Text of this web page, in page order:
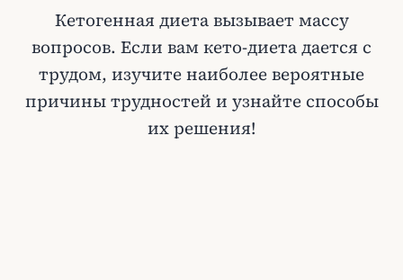
Кетогенная диета вызывает массу
вопросов. Если вам кето-диета дается с
трудом, изучите наиболее вероятные
причины трудностей и узнайте способы
их решения!